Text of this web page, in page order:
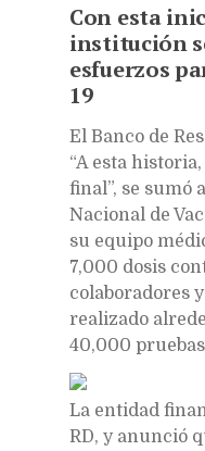
Con esta
institución
esfuerzos
19
E l Banco de
“A esta
final”, se sumó
Nacional de
su equipo
7,000 dosis
colaboradores
realizado
40,000 pruebas
La entidad
RD, y anunció